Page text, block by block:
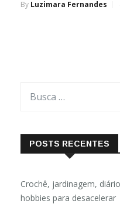
By Luzimara Fernandes
POSTS RECENTES
Crochê, jardinagem,
hobbies para desacelerar